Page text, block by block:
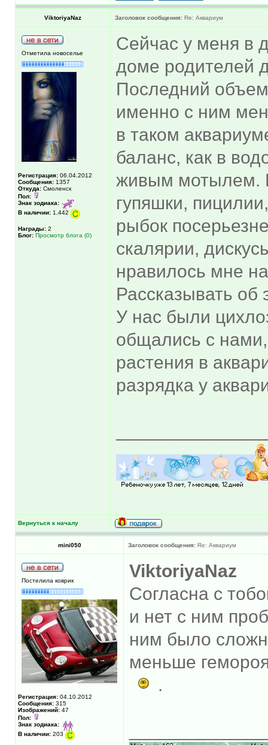
ViktoriyaNaz Заголовок сообщения: Re: Аквариум
Отметила новоселье
Регистрация: 06.04.2012
Сообщения: 1357
Откуда: Смоленск
Пол:
Знак зодиака:
В наличии: 1,442
Награды: 2
Блог: Просмотр блога (0)
Сейчас у меня в
доме родителей
Последний
именно с ним
в таком
баланс, как в
живым мотылем.
гупяшки,
рыбок
скалярии,
нравилось мне
Рассказывать об
У нас были
общались с
растения в
разрядка у
Вернуться к началу
mini050 Заголовок сообщения: Re: Аквариум
Постелила коврик
Регистрация: 04.10.2012
Сообщения: 315
Изображений: 47
Пол:
Знак зодиака:
В наличии: 203
ViktoriyaNaz
Согласна с
и нет с ним
ним было
меньше
.